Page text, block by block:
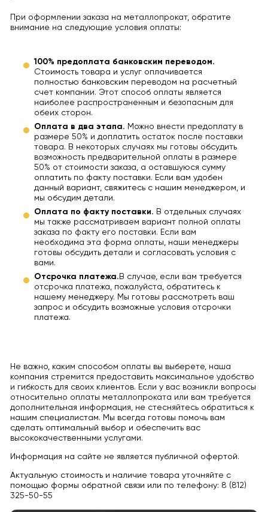
При оформлении заказа на металлопрокат, обратите
внимание на следующие условия оплаты:
100% предоплата банковским переводом.
Стоимость товара и услуг оплачивается
полностью банковским переводом на расчетный
счет компании. Этот способ оплаты является
наиболее распространенным и безопасным для
обеих сторон.
Оплата в два этапа. Можно внести предоплату в
размере 50% и доплатить остаток после поставки
товара. В некоторых случаях мы готовы обсудить
возможность предварительной оплаты в размере
50% от стоимости заказа, а оставшуюся сумму
оплатить по факту поставки. Если вам удобен
данный вариант, свяжитесь с нашим менеджером, и
мы обсудим детали.
Оплата по факту поставки. В отдельных случаях
мы также рассматриваем вариант полной оплаты
заказа по факту его поставки. Если вам
необходима эта форма оплаты, наши менеджеры
готовы обсудить детали и согласовать условия с
вами.
Отсрочка платежа. В случае, если вам требуется
отсрочка платежа, пожалуйста, обратитесь к
нашему менеджеру. Мы готовы рассмотреть ваш
запрос и обсудить возможные условия отсрочки
платежа.
Не важно, каким способом оплаты вы выберете, наша
компания стремится предоставить максимальное удобство
и гибкость для своих клиентов. Если у вас возникли вопросы
относительно оплаты металлопроката или вам требуется
дополнительная информация, не стесняйтесь обратиться к
нашим специалистам. Мы всегда готовы помочь вам
сделать оптимальный выбор и обеспечить вас
высококачественными услугами.
Информация на сайте не является публичной офертой.
Актуальную стоимость и наличие товара уточняйте с
помощью формы обратной связи или по телефону: 8 (812)
325-50-55